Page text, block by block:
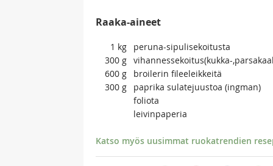
Raaka-aineet
1 kg
peruna-sipulisekoitusta
300 g vihannessekoitus(kukka-
600 g
broilerin fileeleikkeitä
300 g
paprika sulatejuustoa (ingman)
foliota
leivinpaperia
Katso myös uusimmat ruokatrendien